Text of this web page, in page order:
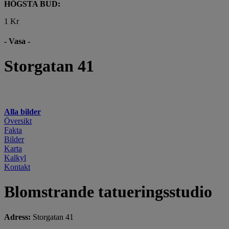
HÖGSTA BUD:
1 Kr
- Vasa -
Storgatan 41
Alla bilder
Översikt
Fakta
Bilder
Karta
Kalkyl
Kontakt
Blomstrande tatueringsstudio
Adress: Storgatan 41